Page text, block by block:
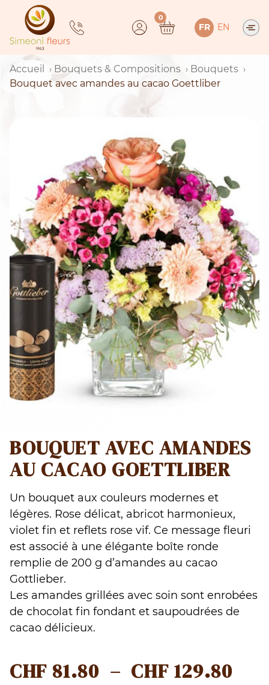
content
0
FR EN
Accueil Bouquets & Compositions
Bouquets
Bouquet avec amandes au cacao Goettliber
BOUQUET AVEC AMANDES
AU CACAO GOETTLIBER
Un bouquet aux couleurs modernes et
légères. Rose délicat, abricot harmonieux,
violet fin et reflets rose vif. Ce message fleuri
est associé à une élégante boîte ronde
remplie de 200 g d’amandes au cacao
Gottlieber.
Les amandes grillées avec soin sont enrobées
de chocolat fin fondant et saupoudrées de
cacao délicieux.
CHF 81.80 – CHF 129.80